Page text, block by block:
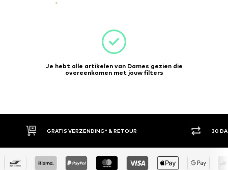
Je hebt alle artikelen van Dames gezien die
overeenkomen met jouw filters
GRATIS VERZENDING* & RETOUR 30